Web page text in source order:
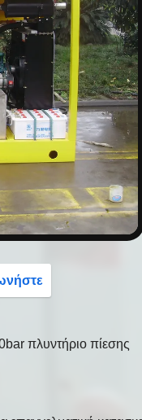
πλυντήριο πίεσης